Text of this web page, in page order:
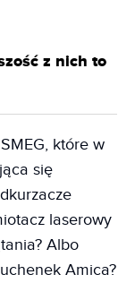
z nich to
które w
się
laserowy
Albo
Amica?